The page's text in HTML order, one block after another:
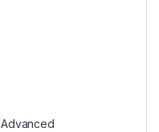
Advanced